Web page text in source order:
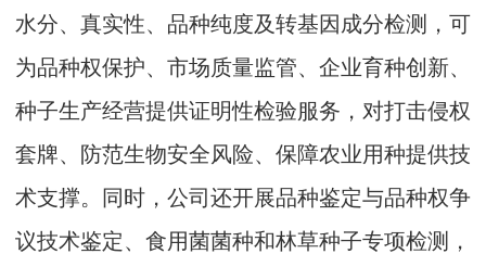
水分、真实性、品种纯度及转基因成分检测，可
为品种权保护、市场质量监管、企业育种创新、
种子生产经营提供证明性检验服务，对打击侵权
套牌、防范生物安全风险、保障农业用种提供技
术支撑。同时，公司还开展品种鉴定与品种权争
议技术鉴定、食用菌菌种和林草种子专项检测，